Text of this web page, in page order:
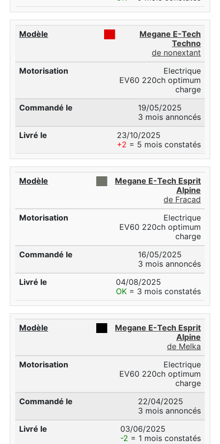
Megane E-Tech
Techno
de nonextant
Electrique
EV60 220ch optimum
charge
19/05/2025
3 mois annoncés
23/10/2025
+2 = 5 mois constatés
Megane E-Tech Esprit
Alpine
de Fracad
Electrique
EV60 220ch optimum
charge
16/05/2025
3 mois annoncés
04/08/2025
OK = 3 mois constatés
Megane E-Tech Esprit
Alpine
de Melka
Electrique
EV60 220ch optimum
charge
22/04/2025
3 mois annoncés
03/06/2025
-2 = 1 mois constatés